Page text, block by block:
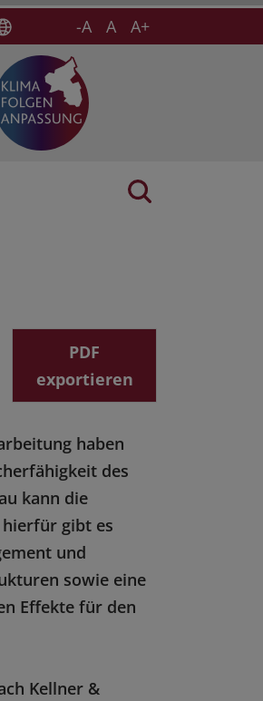
-A A A+
PDF
exportieren
haben
des
kann die
gibt es
und
sowie eine
Effekte für den
Kellner &